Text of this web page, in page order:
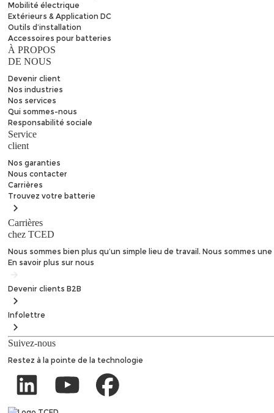
Mobilité électrique
Extérieurs & Application DC
Outils d’installation
Accessoires pour batteries
À PROPOS
DE NOUS
Devenir client
Nos industries
Nos services
Qui sommes-nous
Responsabilité sociale
Service
client
Nos garanties
Nous contacter
Carrières
Trouvezvotre batterie
Carrières
chez TCED
Nous sommes bien plus qu’un simple lieu de travail. Nous sommes
En savoir plus sur nous
Devenir clients B2B
Infolettre
Suivez-nous
Restez à la pointe de la technologie